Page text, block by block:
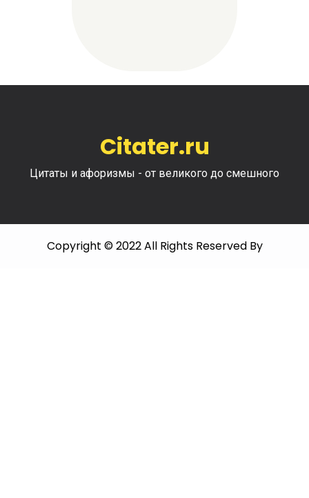
Citater.ru
Цитаты и афоризмы - от великого до смешного
Copyright © 2022 All Rights Reserved By